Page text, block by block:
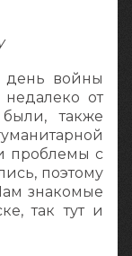
войны
от
также
проблемы с
поэтому
знакомые
так тут и